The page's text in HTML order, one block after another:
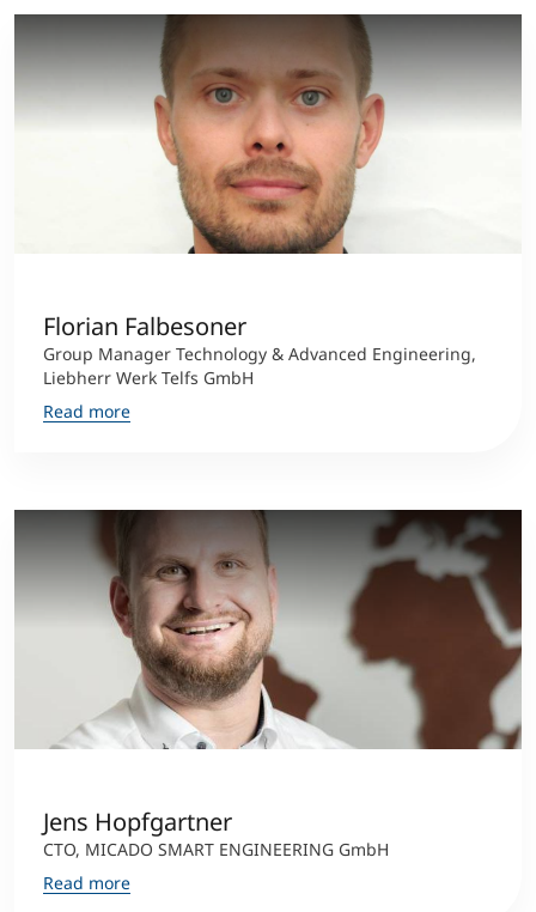
Florian Falbesoner
Group Manager Technology & Advanced Engineering,
Liebherr Werk Telfs GmbH
Read more
Jens Hopfgartner
CTO, MICADO SMART ENGINEERING GmbH
Read more